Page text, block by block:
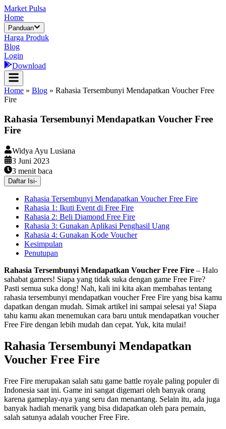
Market Pulsa
Home
Panduan
Harga Produk
Blog
Login
Download
Home » Blog » Rahasia Tersembunyi Mendapatkan Voucher Free
Fire
Rahasia Tersembunyi Mendapatkan Voucher Free
Fire
Widya Ayu Lusiana
3 Juni 2023
3 menit baca
Daftar Isi-
Rahasia Tersembunyi Mendapatkan Voucher Free Fire
Rahasia 1: Ikuti Event di Free Fire
Rahasia 2: Beli Diamond Free Fire
Rahasia 3: Gunakan Aplikasi Penghasil Uang
Rahasia 4: Gunakan Kode Voucher
Kesimpulan
Penutupan
Rahasia Tersembunyi Mendapatkan Voucher Free Fire – Halo
sahabat gamers! Siapa yang tidak suka dengan game Free Fire?
Pasti semua suka dong! Nah, kali ini kita akan membahas tentang
rahasia tersembunyi mendapatkan voucher Free Fire yang bisa kamu
dapatkan dengan mudah. Simak artikel ini sampai selesai ya! Siapa
tahu kamu akan menemukan cara baru untuk mendapatkan voucher
Free Fire dengan lebih mudah dan cepat. Yuk, kita mulai!
Rahasia Tersembunyi Mendapatkan
Voucher Free Fire
Free Fire merupakan salah satu game battle royale paling populer di
Indonesia saat ini. Game ini sangat digemari oleh banyak orang
karena gameplay-nya yang seru dan menantang. Selain itu, ada juga
banyak hadiah menarik yang bisa didapatkan oleh para pemain,
salah satunya adalah voucher Free Fire.